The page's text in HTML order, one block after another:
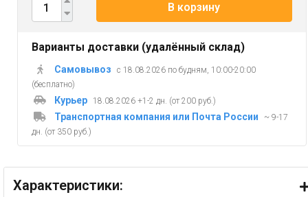
В корзину
Варианты доставки (удалённый склад)
Самовывоз
с 18.08.2026 по будням, 10:00-20:00
(бесплатно)
Курьер 18.08.2026 +1-2 дн. (от 200 руб.)
Транспортная компания или Почта России
~ 9-17
дн. (от 350 руб.)
Характеристики: